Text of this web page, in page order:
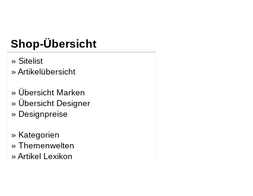
Shop-Übersicht
» Sitelist
»Artikelübersicht
» Übersicht Marken
» Übersicht Designer
» Designpreise
» Kategorien
» Themenwelten
»Artikel Lexikon